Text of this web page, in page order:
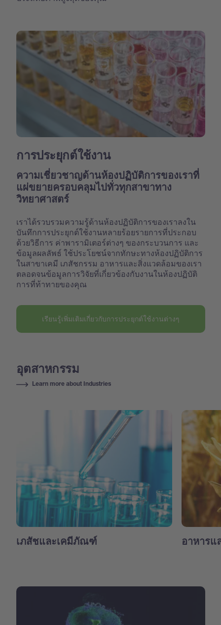
การประยุกต์ใช้งาน
ความเชี่ยวชาญด้านห้องปฏิบัติการของเราที่
แผ่ขยายครอบคลุมไปทั่วทุกสาขาทาง
วิทยาศาสตร์
เราได้รวบรวมความรู้ด้านห้องปฏิบัติการของเราลงใน
บันทึกการประยุกต์ใช้งานหลายร้อยรายการที่ประกอบ
ด้วยวิธีการ ค่าพารามิเตอร์ต่างๆ ของกระบวนการ และ
ข้อมูลผลลัพธ์ ใช้ประโยชน์จากทักษะทางห้องปฏิบัติการ
ในสาขาเคมี เภสัชกรรม อาหารและสิ่งแวดล้อมของเรา
ตลอดจนข้อมูลการวิจัยที่เกี่ยวข้องกับงานในห้องปฏิบัติ
การที่ท้าทายของคุณ
เรียนรู้เพิ่มเติมเกี่ยวกับการประยุกต์ใช้งานต่างๆ
อุตสาหกรรม
Learn more about Industries
เภสัชและเคมีภัณฑ์ อาหารแ